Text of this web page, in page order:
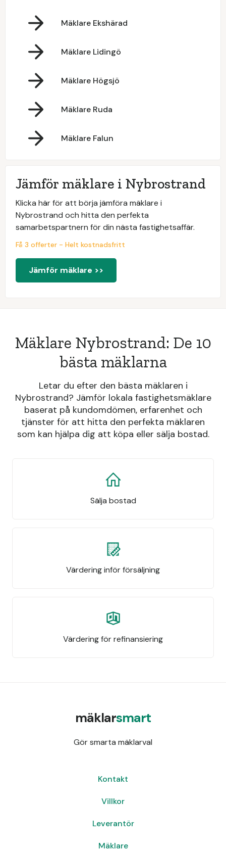
Mäklare Ekshärad
Mäklare Lidingö
Mäklare Högsjö
Mäklare Ruda
Mäklare Falun
Jämför mäklare i Nybrostrand
Klicka här för att börja jämföra mäklare i
Nybrostrand och hitta den perfekta
samarbetspartnern för din nästa fastighetsaffär.
Få 3 offerter - Helt kostnadsfritt
Jämför mäklare >>
Mäklare Nybrostrand: De 10
bästa mäklarna
Letar du efter den bästa mäklaren i
Nybrostrand? Jämför lokala fastighetsmäklare
baserat på kundomdömen, erfarenhet och
tjänster för att hitta den perfekta mäklaren
som kan hjälpa dig att köpa eller sälja bostad.
Sälja bostad
Värdering inför försäljning
Värdering för refinansiering
mäklarsmart
Gör smarta mäklarval
Kontakt
Villkor
Leverantör
Mäklare